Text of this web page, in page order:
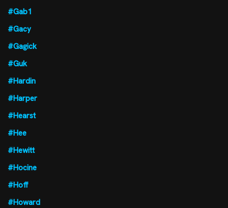
#Gab1
#Gacy
#Gagick
#Guk
#Hardin
#Harper
#Hearst
#Hee
#Hewitt
#Hocine
#Hoff
#Howard